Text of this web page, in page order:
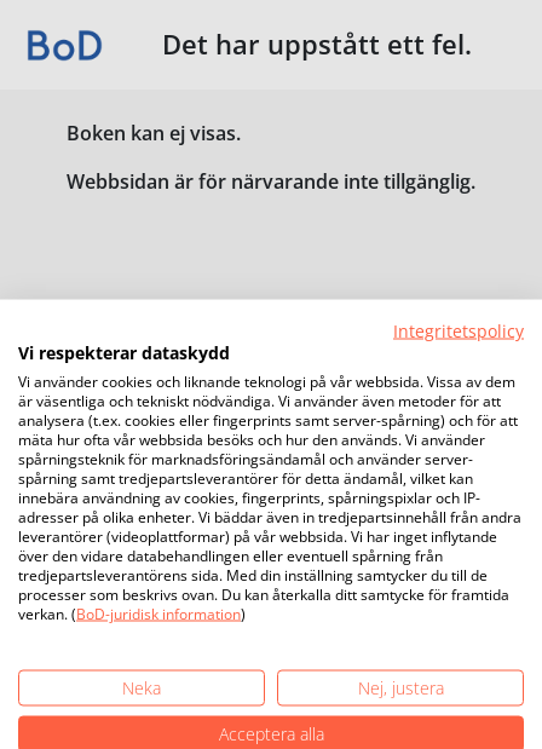
Det har uppstått ett fel.
Boken kan ej visas.
Webbsidan är för närvarande inte tillgänglig.
Integritetspolicy
Vi respekterar dataskydd
Vi använder cookies och liknande teknologi på vår webbsida. Vissa av dem
är väsentliga och tekniskt nödvändiga. Vi använder även metoder för att
analysera (t.ex. cookies eller fingerprints samt server-spårning) och för att
mäta hur ofta vår webbsida besöks och hur den används. Vi använder
spårningsteknik för marknadsföringsändamål och använder server-
spårning samt tredjepartsleverantörer för detta ändamål, vilket kan
innebära användning av cookies, fingerprints, spårningspixlar och IP-
adresser på olika enheter. Vi bäddar även in tredjepartsinnehåll från andra
leverantörer (videoplattformar) på vår webbsida. Vi har inget inflytande
över den vidare databehandlingen eller eventuell spårning från
tredjepartsleverantörens sida. Med din inställning samtycker du till de
processer som beskrivs ovan. Du kan återkalla ditt samtycke för framtida
verkan. (BoD-juridisk information)
Neka
Nej, justera
Acceptera alla